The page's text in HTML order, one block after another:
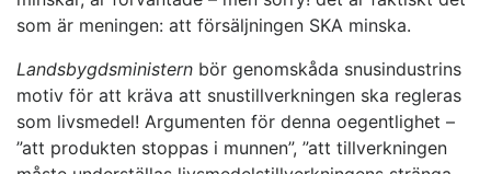
som är meningen: att försäljningen SKA minska.
Landsbygdsministern bör genomskåda snusindustrins
motiv för att kräva att snustillverkningen ska regleras
som livsmedel! Argumenten för denna oegentlighet –
”att produkten stoppas i munnen”, ”att tillverkningen